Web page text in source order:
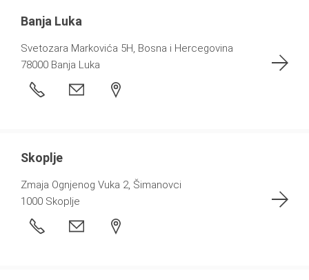
Banja Luka
Svetozara Markovića 5H, Bosna i Hercegovina
78000 Banja Luka
Skoplje
Zmaja Ognjenog Vuka 2, Šimanovci
1000 Skoplje